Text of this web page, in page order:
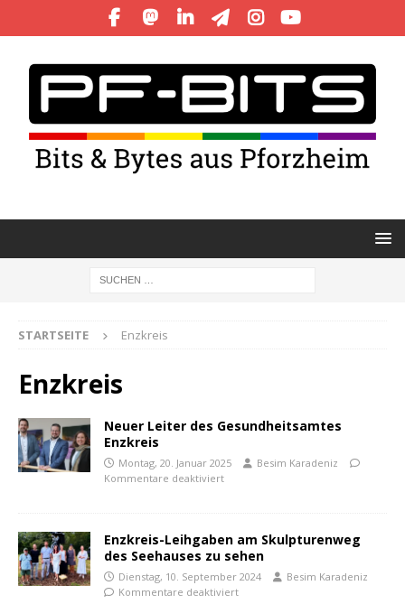
STARTSEITE Enzkreis
Enzkreis
Neuer Leiter des Gesundheitsamtes
Enzkreis
Montag, 20. Januar 2025
Besim Karadeniz
Kommentare deaktiviert
Enzkreis-Leihgaben am Skulpturenweg
des Seehauses zu sehen
Dienstag, 10. September 2024
Besim Karadeniz
Kommentare deaktiviert